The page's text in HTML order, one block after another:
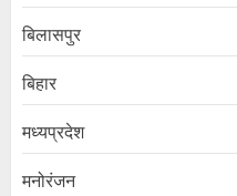
बिलासपुर
बिहार
मध्यप्रदेश
मनोरंजन